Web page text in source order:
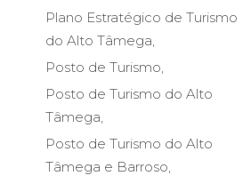
Plano Estratégico de Turismo
do Alto Tâmega
Posto de Turismo
Posto de Turismo do Alto
Tâmega
Posto de Turismo do Alto
Tâmega e Barroso